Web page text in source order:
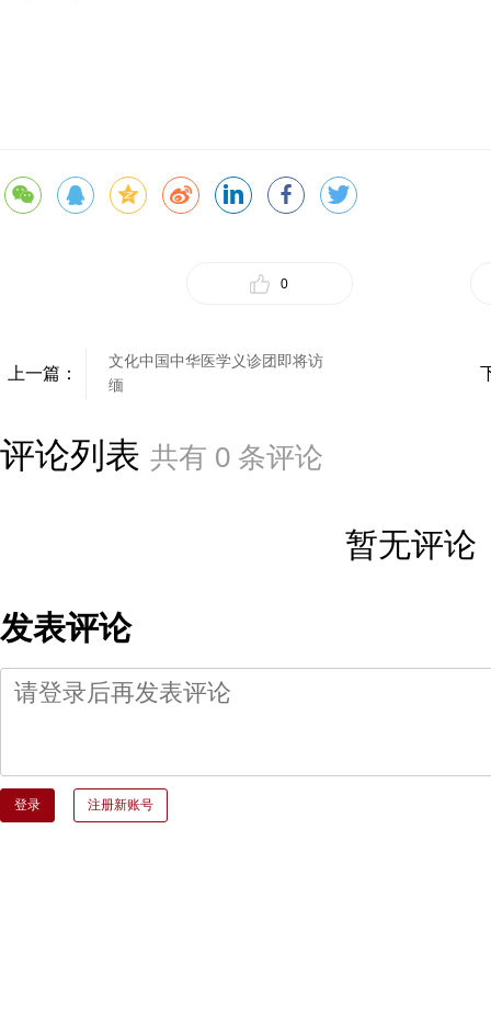
0
上一篇：
文化中国中华医学义诊团即将访
缅
评论列表 共有 0 条评论
暂无评论
发表评论
登录 注册新账号